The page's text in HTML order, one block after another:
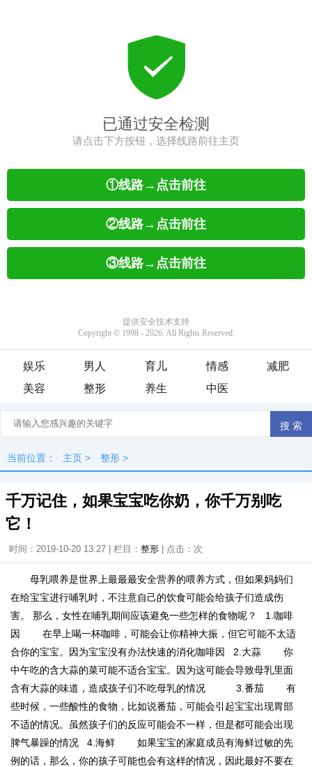
娱乐 男人 育儿 情感
减肥
美容
整形 养生 中医
当前位置： 主页 > 整形 >
千万记住，如果宝宝吃你奶，你千万别吃
它！
时间：2019-10-20 13:27 | 栏目： 整形 | 点击： 次
母乳喂养是世界上最最最安全营养的喂养方式，但如果妈妈们
在给宝宝进行哺乳时，不注意自己的饮食可能会给孩子们造成伤
害。 那么，女性在哺乳期间应该避免一些怎样的食物呢？ 1.咖啡
因 在早上喝一杯咖啡，可能会让你精神大振，但它可能不太适
合你的宝宝。因为宝宝没有办法快速的消化咖啡因 2.大蒜 你
中午吃的含大蒜的菜可能不适合宝宝。因为这可能会导致母乳里面
含有大蒜的味道，造成孩子们不吃母乳的情况 3.番茄 有
些时候，一些酸性的食物，比如说番茄，可能会引起宝宝出现胃部
不适的情况。虽然孩子们的反应可能会不一样，但是都可能会出现
脾气暴躁的情况 4.海鲜 如果宝宝的家庭成员有海鲜过敏的先
例的话，那么，你的孩子可能也会有这样的情况，因此最好不要在